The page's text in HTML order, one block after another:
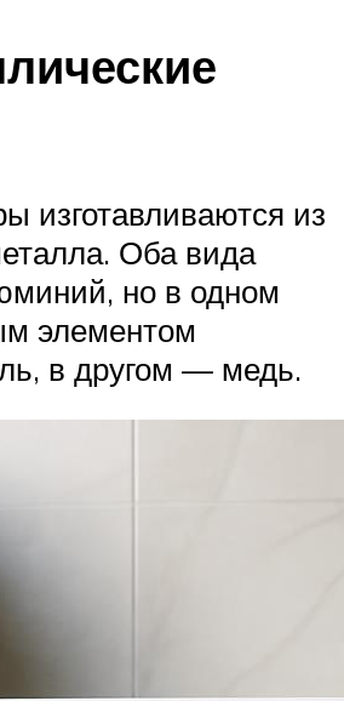
изготавливаются из
Оба вида
но в одном
элементом
в другом — медь.